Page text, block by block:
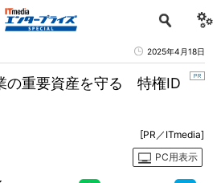
2025年4月18日
の重要資産を守る 特権ID
[PR／ITmedia]
PC用表示